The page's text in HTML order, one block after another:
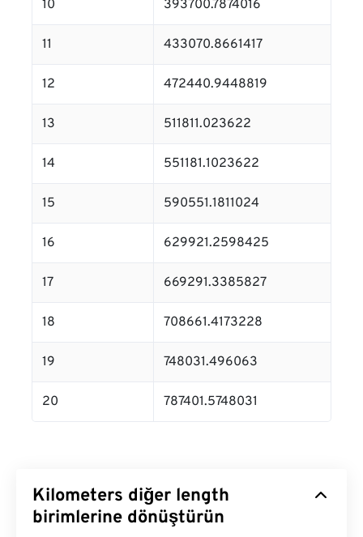
10 393700.7874016
11 433070.8661417
12 472440.9448819
13 511811.023622
14 551181.1023622
15 590551.1811024
16 629921.2598425
17 669291.3385827
18 708661.4173228
19 748031.496063
20 787401.5748031
Kilometers diğer length
birimlerine dönüştürün